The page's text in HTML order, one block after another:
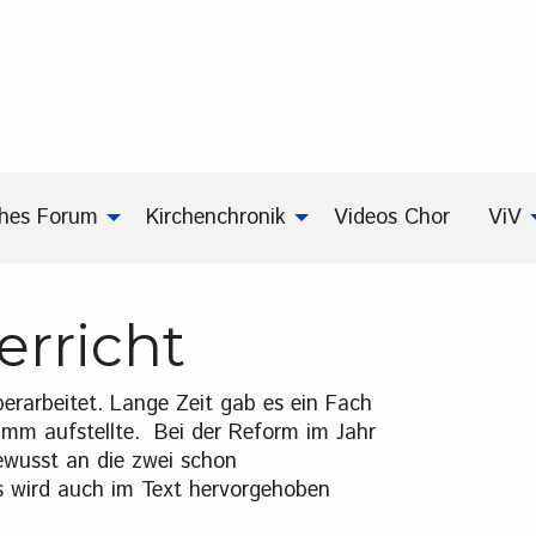
Forum Kirchenchronik Videos Chor ViV
Lange Zeit gab es ein Fach
aufstellte. Bei der Reform im Jahr
an die zwei schon
auch im Text hervorgehoben